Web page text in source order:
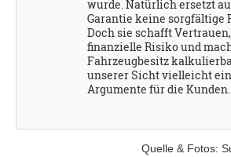
wurde. Natürlich ersetzt
Garantie keine sorgfältige
Doch sie schafft
finanzielle Risiko und
Fahrzeugbesitz
unserer Sicht vielleicht
Argumente für die Kunden.
Quelle & Fotos: